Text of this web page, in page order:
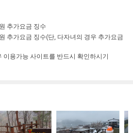
추가요금 징수
추가요금 징수(단, 다자녀의 경우 추가요금
이용가능 사이트를 반드시 확인하시기